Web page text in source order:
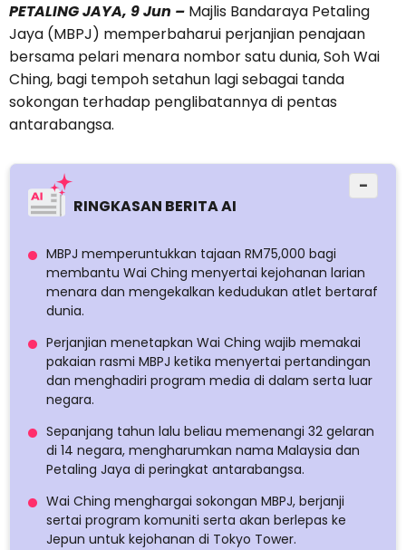
PETALING JAYA, 9 Jun – Majlis Bandaraya Petaling
Jaya (MBPJ) memperbaharui perjanjian penajaan
bersama pelari menara nombor satu dunia, Soh Wai
Ching, bagi tempoh setahun lagi sebagai tanda
sokongan terhadap penglibatannya di pentas
antarabangsa.
RINGKASAN BERITA AI
−
MBPJ memperuntukkan tajaan RM75,000 bagi
membantu Wai Ching menyertai kejohanan larian
menara dan mengekalkan kedudukan atlet bertaraf
dunia.
Perjanjian menetapkan Wai Ching wajib memakai
pakaian rasmi MBPJ ketika menyertai pertandingan
dan menghadiri program media di dalam serta luar
negara.
Sepanjang tahun lalu beliau memenangi 32 gelaran
di 14 negara, mengharumkan nama Malaysia dan
Petaling Jaya di peringkat antarabangsa.
Wai Ching menghargai sokongan MBPJ, berjanji
sertai program komuniti serta akan berlepas ke
Jepun untuk kejohanan di Tokyo Tower.